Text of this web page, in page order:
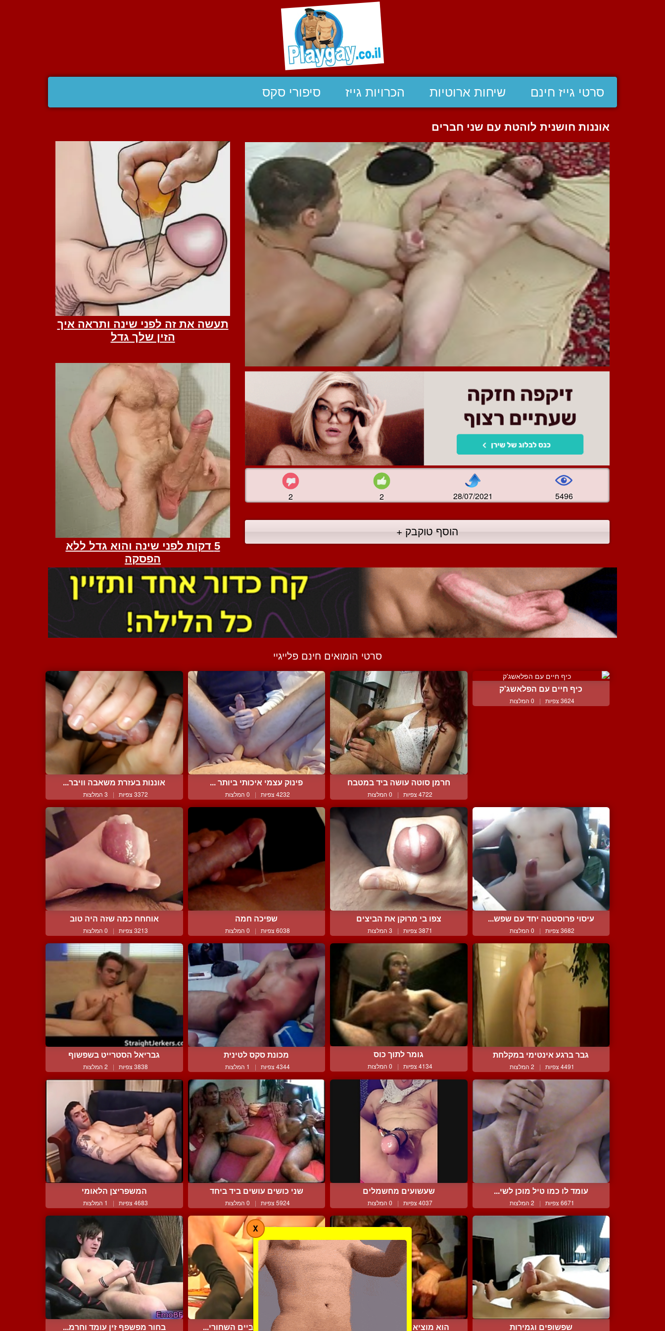
סרטי גייז חינם שיחות ארוטיות הכרויות גייז סיפורי סקס
אוננות חושנית לוהטת עם שני חברים
2 2 28/07/2021 5496
הוסף טוקבק +
סרטי הומואים חינם פלייגיי
כיף חיים עם הפלאשג'ק
3624 צפיות | 0 המלצות
חרמן סוטה עושה ביד במטבח
4722 צפיות | 0 המלצות
פינוק עצמי איכותי ביותר ...
4232 צפיות | 0 המלצות
אוננות בעזרת משאבה וויבר...
3372 צפיות | 3 המלצות
עיסוי פרוסטטה יחד עם שפש...
3682 צפיות | 0 המלצות
צפו בי מרוקן את הביצים
3871 צפיות | 3 המלצות
שפיכה חמה
6038 צפיות | 0 המלצות
אוחחח כמה שזה היה טוב
3213 צפיות | 0 המלצות
גבר ברגע אינטימי במקלחת
4491 צפיות | 2 המלצות
גומר לתוך כוס
4134 צפיות | 0 המלצות
מכונת סקס לטינית
4344 צפיות | 1 המלצות
גבריאל הסטרייט בשפשוף
3838 צפיות | 2 המלצות
עומד לו כמו טיל מוכן לשי...
6671 צפיות | 2 המלצות
שעשועים מחשמלים
4037 צפיות | 0 המלצות
שני כושים עושים ביד ביחד
5924 צפיות | 0 המלצות
המשפריצן הלאומי
4683 צפיות | 1 המלצות
שפשופים וגמירות הוא מוציא רק שפריץ קטן מ... משםריץ על הגרביים השחורי... בחור מפשפף זין עומד וחרמ...
X